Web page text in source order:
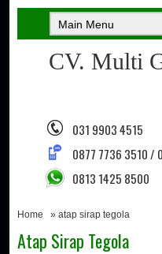
CV. Multi
031 9903 4515
0877 7736 3510 /
0813 1425 8500
Home » atap sirap tegola
Atap Sirap Tegola